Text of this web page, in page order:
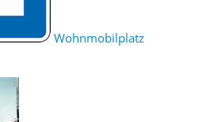
Wohnmobilplatz